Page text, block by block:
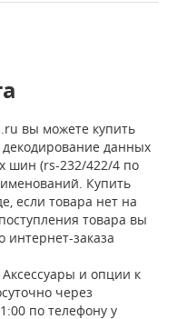
вы можете купить
данных
шин (rs-232/422/4 по
Купить
если товара нет на
товара вы
интернет-заказа
и опции к
через
по телефону у